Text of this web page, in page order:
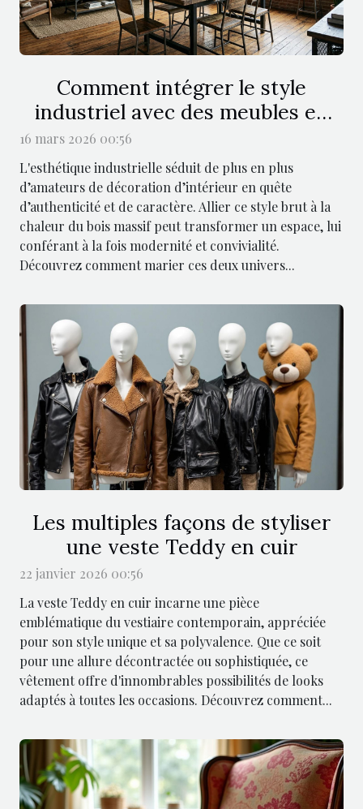
Comment intégrer le style
industriel avec des meubles en
bois massif ?
16 mars 2026 00:56
L'esthétique industrielle séduit de plus en plus
d’amateurs de décoration d’intérieur en quête
d’authenticité et de caractère. Allier ce style brut à la
chaleur du bois massif peut transformer un espace, lui
conférant à la fois modernité et convivialité.
Découvrez comment marier ces deux univers...
Les multiples façons de styliser
une veste Teddy en cuir
22 janvier 2026 00:56
La veste Teddy en cuir incarne une pièce
emblématique du vestiaire contemporain, appréciée
pour son style unique et sa polyvalence. Que ce soit
pour une allure décontractée ou sophistiquée, ce
vêtement offre d'innombrables possibilités de looks
adaptés à toutes les occasions. Découvrez comment...